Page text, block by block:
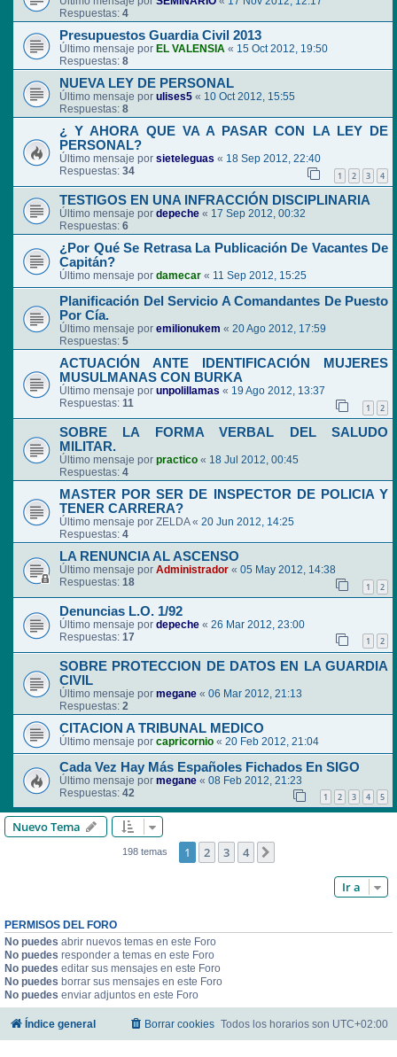
Respuestas: 4
Presupuestos Guardia Civil 2013
Último mensaje por EL VALENSIA « 15 Oct 2012, 19:50
Respuestas: 8
NUEVA LEY DE PERSONAL
Último mensaje por ulises5 « 10 Oct 2012, 15:55
Respuestas: 8
¿ Y AHORA QUE VA A PASAR CON LA LEY DE
PERSONAL?
Último mensaje por sieteleguas « 18 Sep 2012, 22:40
Respuestas: 34 1 2 3 4
TESTIGOS EN UNA INFRACCIÓN DISCIPLINARIA
Último mensaje por depeche « 17 Sep 2012, 00:32
Respuestas: 6
¿Por Qué Se Retrasa La Publicación De Vacantes De
Capitán?
Último mensaje por damecar « 11 Sep 2012, 15:25
Planificación Del Servicio A Comandantes De Puesto
Por Cía.
Último mensaje por emilionukem « 20 Ago 2012, 17:59
Respuestas: 5
ACTUACIÓN ANTE IDENTIFICACIÓN MUJERES
MUSULMANAS CON BURKA
Último mensaje por unpolillamas « 19 Ago 2012, 13:37
Respuestas: 11 1 2
SOBRE LA FORMA VERBAL DEL SALUDO
MILITAR.
Último mensaje por practico « 18 Jul 2012, 00:45
Respuestas: 4
MASTER POR SER DE INSPECTOR DE POLICIA Y
TENER CARRERA?
Último mensaje por ZELDA« 20 Jun 2012, 14:25
Respuestas: 4
LA RENUNCIA AL ASCENSO
Último mensaje por Administrador « 05 May 2012, 14:38
Respuestas: 18 1 2
Denuncias L.O. 1/92
Último mensaje por depeche « 26 Mar 2012, 23:00
Respuestas: 17 1 2
SOBRE PROTECCION DE DATOS EN LA GUARDIA
CIVIL
Último mensaje por megane « 06 Mar 2012, 21:13
Respuestas: 2
CITACION A TRIBUNAL MEDICO
Último mensaje por capricornio « 20 Feb 2012, 21:04
Cada Vez Hay Más Españoles Fichados En SIGO
Último mensaje por megane « 08 Feb 2012, 21:23
Respuestas: 42 1 2 3 4 5
Nuevo Tema
198 temas 1 2 3 4
Ir a
PERMISOS DEL FORO
No puedes abrir nuevos temas en este Foro
No puedes responder a temas en este Foro
No puedes editar sus mensajes en este Foro
No puedes borrar sus mensajes en este Foro
No puedes enviar adjuntos en este Foro
Índice general Todos los horarios son UTC+02:00
Borrar cookies